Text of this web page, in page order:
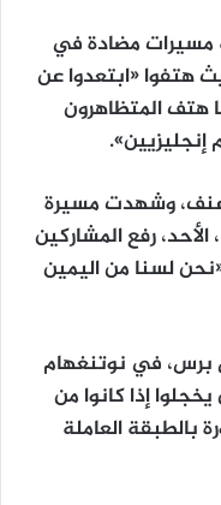
مسيرات مضادة في
هتفوا «ابتعدوا عن
هتف المتظاهرون
إنجليزيين».
عنف، وشهدت مسيرة
رفع المشاركين
لسنا من اليمين
فرانس برس، في نوتنغهام
إذا كانوا من
بالطبقة العاملة